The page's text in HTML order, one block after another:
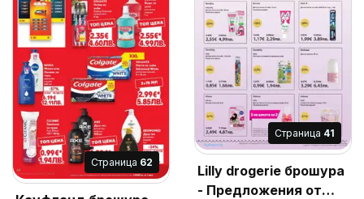
Cтраница 62
Cтраница 41
Lilly drogerie брошура
- Предложения от